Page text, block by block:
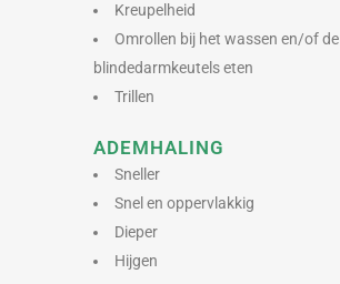
Kreupelheid
Omrollen bij het wassen en/of de
blindedarmkeutels eten
Trillen
ADEMHALING
Sneller
Snel en oppervlakkig
Dieper
Hijgen